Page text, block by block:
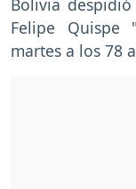
Bolivia
Felipe Quispe
martes a los 78